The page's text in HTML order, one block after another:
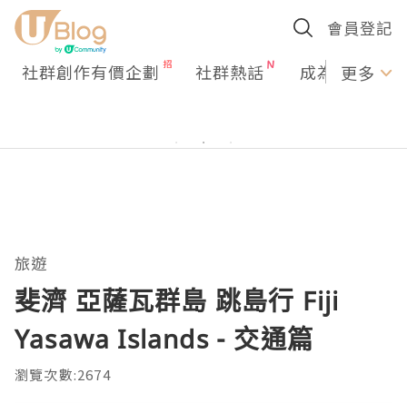
會員登記
社群創作有價企劃 社群熱話 成為U更多
旅遊
斐濟 亞薩瓦群島 跳島行 Fiji
Yasawa Islands - 交通篇
瀏覽次數:2674